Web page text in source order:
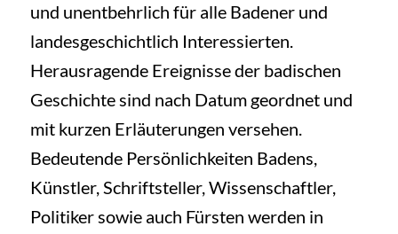
und unentbehrlich für alle Badener und
landesgeschichtlich Interessierten.
Herausragende Ereignisse der badischen
Geschichte sind nach Datum geordnet und
mit kurzen Erläuterungen versehen.
Bedeutende Persönlichkeiten Badens,
Künstler, Schriftsteller, Wissenschaftler,
Politiker sowie auch Fürsten werden in